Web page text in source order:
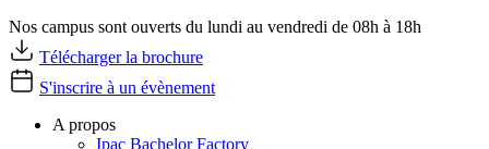
Nos campus sont ouverts du lundi au vendredi de 08h à 18h
Télécharger la brochure
S'inscrire à un évènement
A propos
Ipac Bachelor Factory